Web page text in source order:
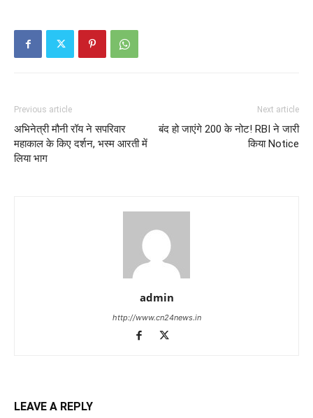
Previous article
अभिनेत्री मौनी रॉय ने सपरिवार
महाकाल के किए दर्शन, भस्म आरती में
लिया भाग
Next article
बंद हो जाएंगे 200 के नोट! RBI ने जारी
किया Notice
admin
http://www.cn24news.in
LEAVE A REPLY